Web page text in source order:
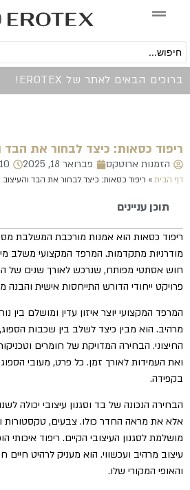
ברוכים הבאים לאתר של EROTEX!
ריפוד כסאות: כיצד לבחור את הבד
הזמנות ארוטקס פברואר 18, 2025
דף הבית» ריפוד כסאות: כיצד לבחור את הבד
תוכן עניינים
ריפוד כסאות הוא אמנות מורכבת המשלבת
מודרניות מתקדמות. המרפד המקצועי משלב
חוש אסתטי מפותח, שנרכש לאורך שנים של
פרויקט ייחודי הדורש התייחסות אישית
המרפד המקצועי יוצר איזון עדין ומושלם בין
מרהיב. הוא מבין כיצד לשלב בין שכבות
החיצוני. הבחירה המדויקת של חומרים
ואת העמידות לאורך זמן. כל פרט, מעובי
בקפידה.
הבחירה הנכונה של בד וסגנון עיצובי יכולה
אלא את מראה החדר כולו. צבעים, טקסטורות
מושלמת לסגנון העיצובי הקיים. ריפוד
עיצוב מרהיב ועכשווי. הוא מעניק לרהיט
והאופי המקורי שלו.